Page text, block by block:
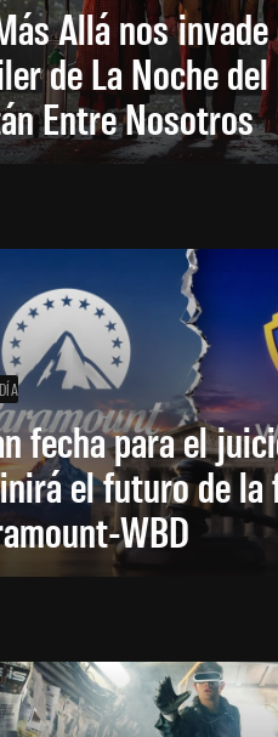
Allá nos
de La Noche
Entre Nosotros
fecha para el
el futuro de la
WBD